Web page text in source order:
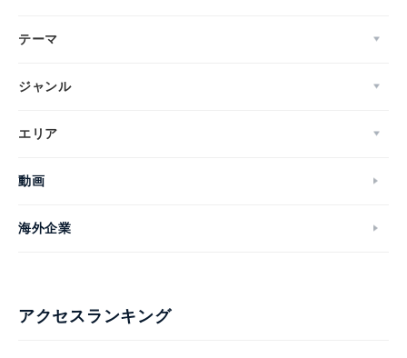
テーマ
ジャンル
エリア
動画
海外企業
アクセスランキング